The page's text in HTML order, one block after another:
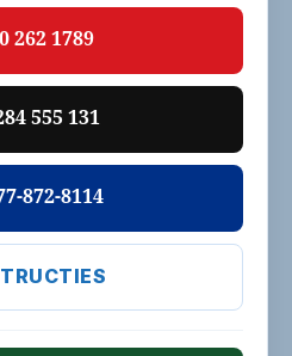
262 1789
555 131
872-8114